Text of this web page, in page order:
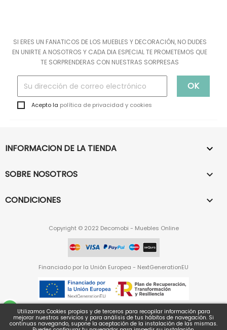
Utilizamos Cookies propias y de terceros para recopilar información para
mejorar nuestros servicios y para análisis de tus hábitos de navegación. Si
continuas navegando, supone la aceptación de la instalación de las mismas.
SI ERES UN FANATICOS DE LOS MUEBLES Y DECORACIÓN, NO DUDES
EN UNIRTE A NOSOTROS Y CADA DIA ESPECIAL TE PROMETEMOS QUE
TE SORPRENDERAS CON NUESTRAS SORPRESAS
Acepto la política de privacidad y cookies
INFORMACION DE LA TIENDA 
SOBRE NOSOTROS 
CONDICIONES 
Copyright © 2022 Decomobi - Muebles Online
Financiado por la Unión Europea - NextGenerationEU
Diseño web porDifadi.com